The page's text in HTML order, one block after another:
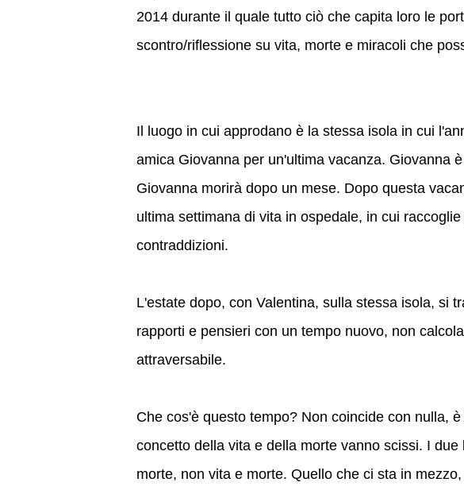
2014 durante il quale tutto ciò che capita loro le
scontro/riflessione su vita, morte e miracoli che
Il luogo in cui approdano è la stessa isola in cui
amica Giovanna per un'ultima vacanza. Giovanna
Giovanna morirà dopo un mese. Dopo questa
ultima settimana di vita in ospedale, in cui
contraddizioni.
L'estate dopo, con Valentina, sulla stessa isola, si
rapporti e pensieri con un tempo nuovo, non
attraversabile.
Che cos'è questo tempo? Non coincide con nulla,
concetto della vita e della morte vanno scissi. I
morte, non vita e morte. Quello che ci sta in